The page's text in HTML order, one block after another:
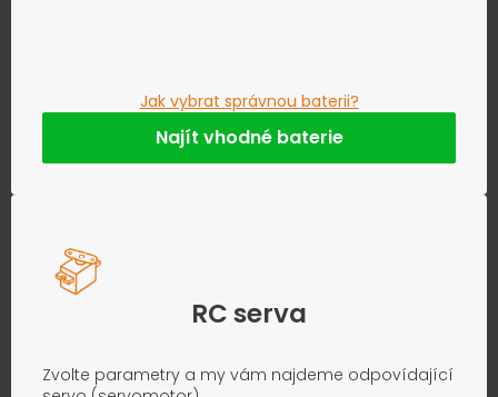
Jak vybrat správnou baterii?
Najít vhodné baterie
RC serva
Zvolte parametry a my vám najdeme odpovídající